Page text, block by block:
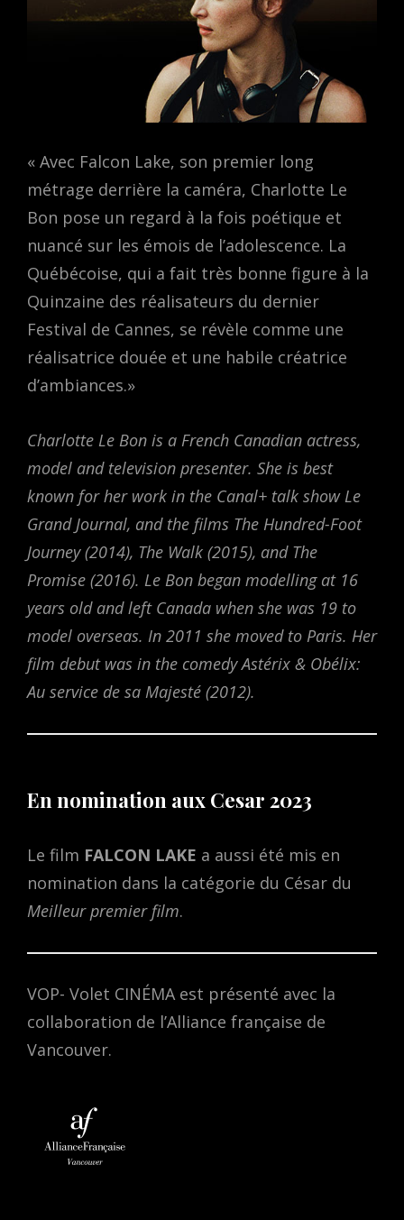
« Avec Falcon Lake, son premier long
métrage derrière la caméra, Charlotte Le
Bon pose un regard à la fois poétique et
nuancé sur les émois de l’adolescence. La
Québécoise, qui a fait très bonne figure à la
Quinzaine des réalisateurs du dernier
Festival de Cannes, se révèle comme une
réalisatrice douée et une habile créatrice
d’ambiances.»
Charlotte Le Bon is a French Canadian actress,
model and television presenter. She is best
known for her work in the Canal+ talk show Le
Grand Journal, and the films The Hundred-Foot
Journey (2014), The Walk (2015), and The
Promise (2016). Le Bon began modelling at 16
years old and left Canada when she was 19 to
model overseas. In 2011 she moved to Paris. Her
film debut was in the comedy Astérix & Obélix:
Au service de sa Majesté (2012).
En nomination aux Cesar 2023
Le film FALCON LAKE a aussi été mis en
nomination dans la catégorie du César du
Meilleur premier film.
VOP- Volet CINÉMA est présenté avec la
collaboration de l’Alliance française de
Vancouver.